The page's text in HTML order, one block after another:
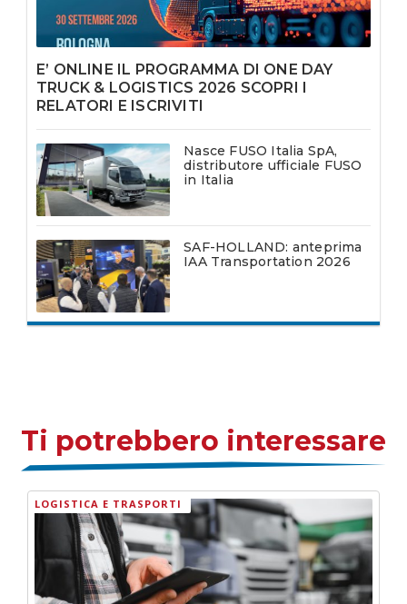
E’ ONLINE IL PROGRAMMA DI ONE DAY
TRUCK & LOGISTICS 2026 SCOPRI I
RELATORI E ISCRIVITI
Nasce FUSO Italia SpA,
distributore ufficiale FUSO
in Italia
SAF-HOLLAND: anteprima
IAA Transportation 2026
Ti potrebbero interessare
LOGISTICA E TRASPORTI